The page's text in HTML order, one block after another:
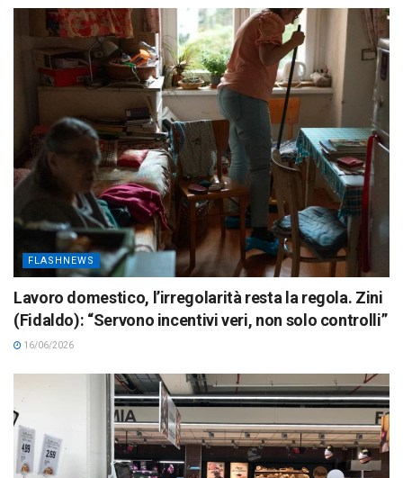
FLASHNEWS
Lavoro domestico, l’irregolarità resta la regola. Zini
(Fidaldo): “Servono incentivi veri, non solo controlli”
16/06/2026